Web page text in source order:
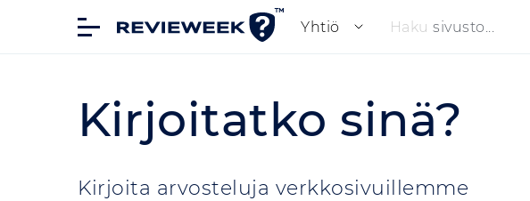
Yhtiö Haku sivusto...
Kirjoitatko sinä?
Kirjoita arvosteluja verkkosivuillemme